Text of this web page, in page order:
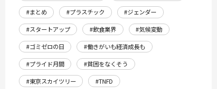
#まとめ
#プラスチック
#ジェンダー
#スタートアップ
#飲食業界
#気候変動
#ゴミゼロの日
#働きがいも経済成長も
#プライド月間
#貧困をなくそう
#東京スカイツリー
#TNFD